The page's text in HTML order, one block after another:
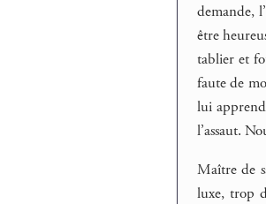
demande,
être
tablier et
faute de
lui
l’assaut.
Maître de
luxe, trop